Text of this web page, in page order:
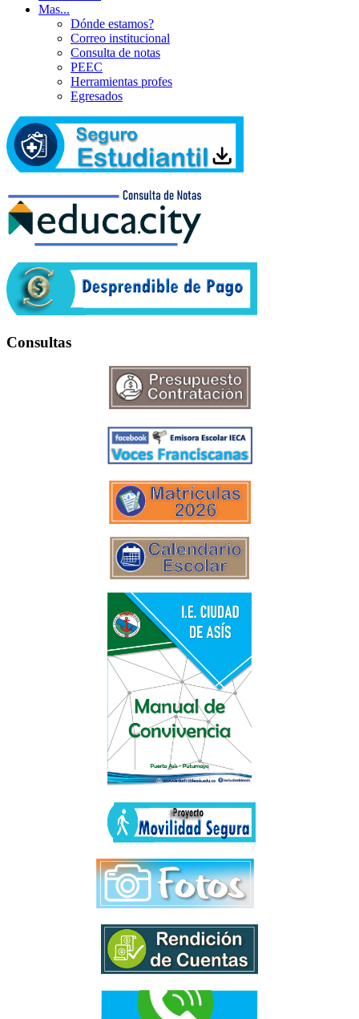
Mas...
Dónde estamos?
Correo institucional
Consulta de notas
PEEC
Herramientas profes
Egresados
Consultas